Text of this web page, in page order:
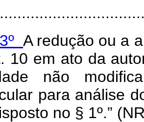
A redução ou a
10 em ato da
não
para análise
no § 1º.”